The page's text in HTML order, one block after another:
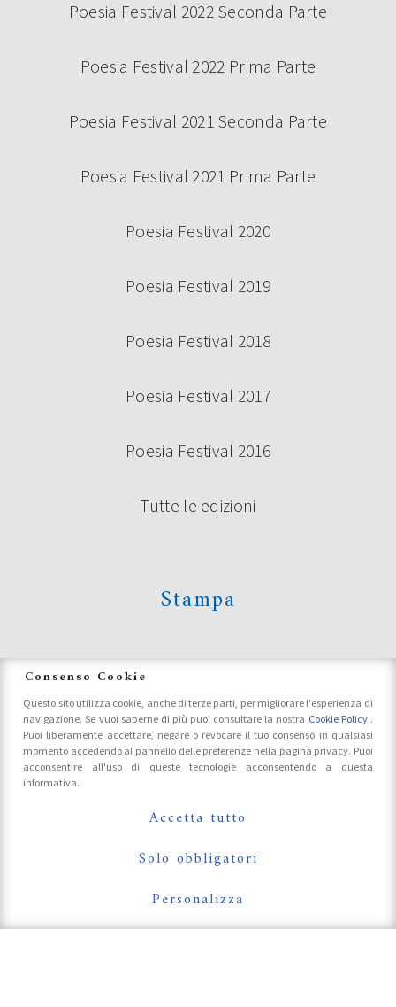
Poesia Festival 2022 Seconda Parte
Poesia Festival 2022 Prima Parte
Poesia Festival 2021 Seconda Parte
Poesia Festival 2021 Prima Parte
Poesia Festival 2020
Poesia Festival 2019
Poesia Festival 2018
Poesia Festival 2017
Poesia Festival 2016
Tutte le edizioni
Stampa
Accrediti Stampa e Fotografi
Follow Us On
Consenso Cookie
Questo sito utilizza cookie, anche di terze parti, per migliorare l'esperienza di
navigazione. Se vuoi saperne di più puoi consultare la nostra Cookie Policy .
Puoi liberamente accettare, negare o revocare il tuo consenso in qualsiasi
momento accedendo al pannello delle preferenze nella pagina privacy. Puoi
acconsentire all'uso di queste tecnologie acconsentendo a questa
informativa.
Accetta tutto
Solo obbligatori
Personalizza